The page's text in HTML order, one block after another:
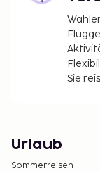
Sie
Urlaub
Sommerreisen